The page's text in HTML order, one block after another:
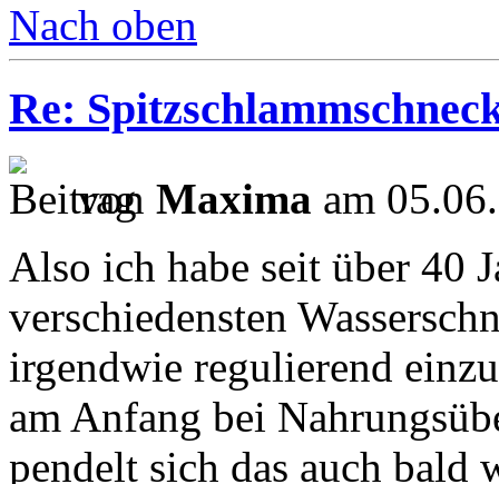
Nach oben
Re:
von Maxima am
Also ich habe seit über 40
verschiedensten
irgendwie regulierend
am Anfang bei
pendelt sich das auch bald